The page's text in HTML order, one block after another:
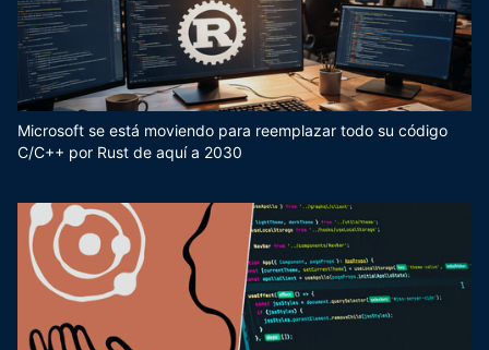
Microsoft se está moviendo para reemplazar todo su código
C/C++ por Rust de aquí a 2030